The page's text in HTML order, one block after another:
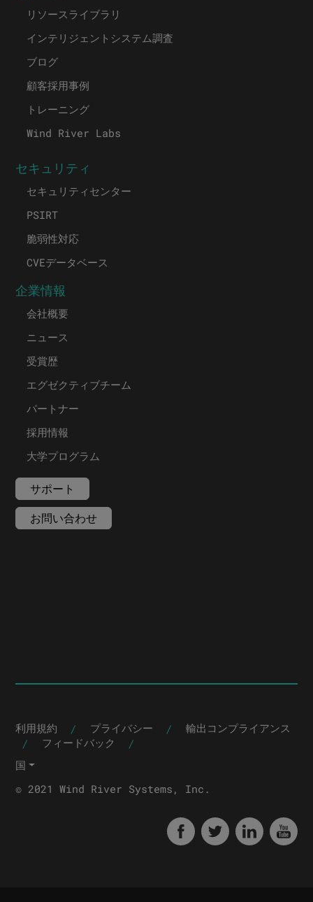
リソースライブラリ
インテリジェントシステム調査
ブログ
顧客採用事例
トレーニング
Wind River Labs
セキュリティ
セキュリティセンター
PSIRT
脆弱性対応
CVEデータベース
企業情報
会社概要
ニュース
受賞歴
エグゼクティブチーム
パートナー
採用情報
大学プログラム
サポート
お問い合わせ
利用規約 | プライバシー | 輸出コンプライアンス
| フィードバック |
国
© 2021 Wind River Systems, Inc.